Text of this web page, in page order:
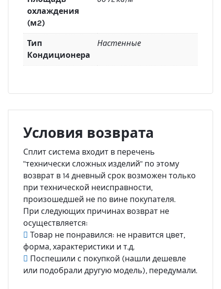
охлаждения
(м2)
Тип
Кондиционера
Настенные
Условия возврата
Сплит система входит в перечень
"технически сложных изделий" по этому
возврат в 14 дневный срок возможен только
при технической неисправности,
произошедшей не по вине покупателя.
При следующих причинах возврат не
осуществляется:
Товар не понравился: не нравится цвет,
форма, характеристики и т.д.
Поспешили с покупкой (нашли дешевле
или подобрали другую модель), передумали.